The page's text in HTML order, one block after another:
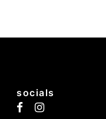
socials